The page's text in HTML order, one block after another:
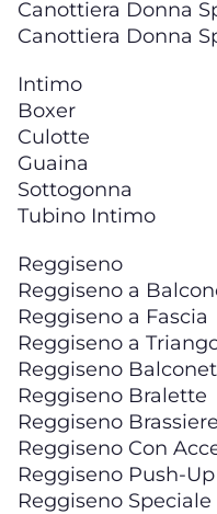
Canottiera Donna
Canottiera Donna
Intimo
Boxer
Culotte
Guaina
Sottogonna
Tubino Intimo
Reggiseno
Reggiseno a
Reggiseno a Fascia
Reggiseno a
Reggiseno
Reggiseno Bralette
Reggiseno Brassiere
Reggiseno Con
Reggiseno Push-Up
Reggiseno Speciale